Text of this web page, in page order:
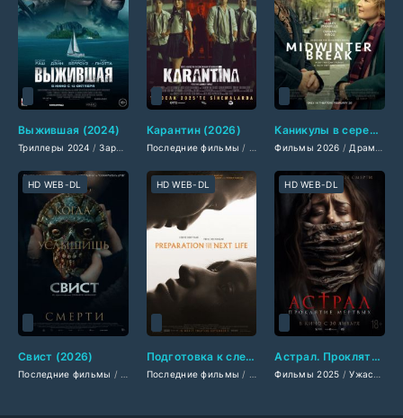
Выжившая (2024)
Триллеры 2024 /Зарубежные фильмы 2024 /Фильмы весны 2024/Новинки
Карантин (2026)
Последние фильмы / Фильмы 2026 /Криминальные
Каникулы в середине зимы (2026)
Фильмы 2026 / Драмы 2026
Свист (2026)
Последние фильмы / Фильмы 2026/Фильмы ужасов 2026/Фильмы смотреть
HD WEB-DL
Подготовка к следующей жизни (2025)
Последние фильмы / Американские фильмы/
HD WEB-DL
Астрал. Проклятие мёртвых (2025)
Фильмы 2025 /Ужасы 2025
HD WEB-DL